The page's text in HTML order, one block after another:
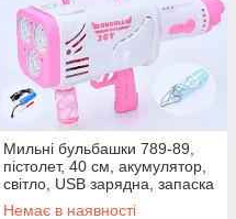
Мильні бульбашки 789-89,
пістолет, 40 см, акумулятор,
світло, USB зарядна, запаска
2 шт. 7,5 см
Немає в наявності